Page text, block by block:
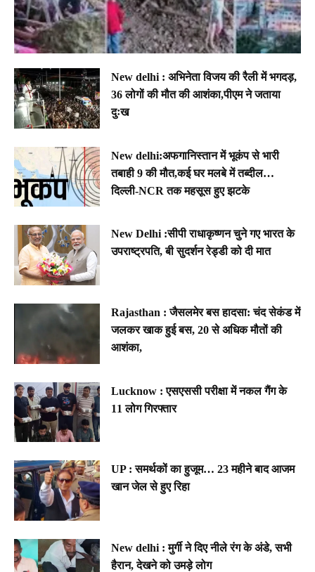
New delhi : अभिनेता विजय की रैली में भगदड़,
36 लोगों की मौत की आशंका,पीएम ने जताया
दुःख
New delhi:अफगानिस्तान में भूकंप से भारी
तबाही 9 की मौत,कई घर मलबे में तब्दील…
दिल्ली-NCR तक महसूस हुए झटके
New Delhi :सीपी राधाकृष्णन चुने गए भारत के
उपराष्ट्रपति, बी सुदर्शन रेड्डी को दी मात
Rajasthan : जैसलमेर बस हादसा: चंद सेकंड में
जलकर खाक हुई बस, 20 से अधिक मौतों की
आशंका,
Lucknow : एसएससी परीक्षा में नकल गैंग के
11 लोग गिरफ्तार
UP : समर्थकों का हुजूम… 23 महीने बाद आजम
खान जेल से हुए रिहा
New delhi : मुर्गी ने दिए नीले रंग के अंडे, सभी
हैरान, देखने को उमड़े लोग